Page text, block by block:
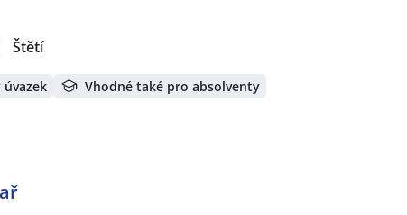
Štětí
úvazek Vhodné také pro absolventy